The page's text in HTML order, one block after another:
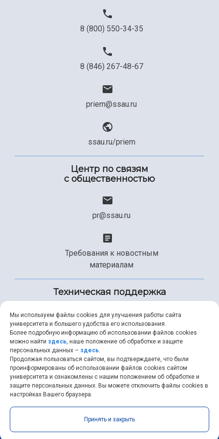
Официальные документы
8 (800) 550-34-35
8 (846) 267-48-67
priem@ssau.ru
ssau.ru/priem
Центр по связям
с общественностью
pr@ssau.ru
Требования к новостным
материалам
Техническая поддержка
+7 (846) 267-49-99
help@ssau.ru
Самарский университет © 2026 |ssau.ru
RSS
Мы используем файлы cookies для улучшения работы сайта
университета и большего удобства его использования.
Более подробную информацию об использовании файлов cookies
можно найти здесь, наше положение об обработке и защите
персональных данных – здесь.
Продолжая пользоваться сайтом, вы подтверждаете, что были
проинформированы об использовании файлов cookies сайтом
университета и ознакомлены с нашим положением об обработке и
защите персональных данных. Вы можете отключить файлы cookies в
настройках Вашего браузера.
Принять и закрыть